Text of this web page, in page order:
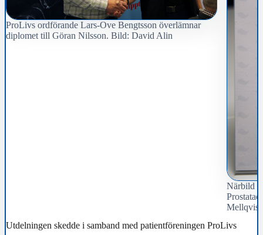
ProLivs ordförande Lars-Ove Bengtsson överlämnar
diplomet till Göran Nilsson. Bild: David Alin
Närbild
Utdelningen skedde i samband med patientföreningen ProLivs